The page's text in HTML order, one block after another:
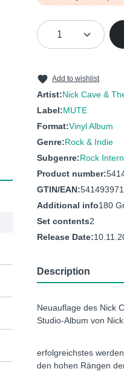
Product
Add to wishlist
Artist:Nick Cave &
Label:MUTE
Format:Vinyl Album
Genre:Rock & Indie
Subgenre:Rock
Product number:
GTIN/EAN:
Additional info180
Set contents2
Release Date:
Description
Neuauflage des Nick
Studio-Album von
erfolgreichstes
den hohen Rängen